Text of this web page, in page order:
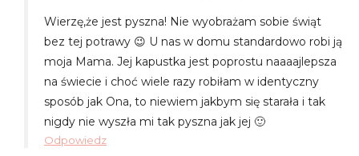
Wierzę,że jest pyszna! Nie wyobrażam sobie świąt
bez tej potrawy 😉 U nas w domu standardowo robi ją
moja Mama. Jej kapustka jest poprostu naaaajlepsza
na świecie i choć wiele razy robiłam w identyczny
sposób jak Ona, to niewiem jakbym się starała i tak
nigdy nie wyszła mi tak pyszna jak jej 🙂
Odpowiedz